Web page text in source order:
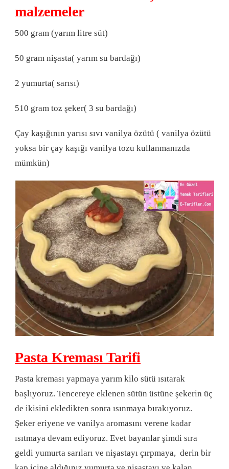
malzemeler
500 gram (yarım litre süt)
50 gram nişasta( yarım su bardağı)
2 yumurta( sarısı)
510 gram toz şeker( 3 su bardağı)
Çay kaşığının yarısı sıvı vanilya özütü ( vanilya özütü
yoksa bir çay kaşığı vanilya tozu kullanmanızda
mümkün)
Pasta Kreması Tarifi
Pasta kreması yapmaya yarım kilo sütü ısıtarak
başlıyoruz. Tencereye eklenen sütün üstüne şekerin üç
de ikisini ekledikten sonra ısınmaya bırakıyoruz.
Şeker eriyene ve vanilya aromasını verene kadar
ısıtmaya devam ediyoruz. Evet bayanlar şimdi sıra
geldi yumurta sarıları ve nişastayı çırpmaya, derin bir